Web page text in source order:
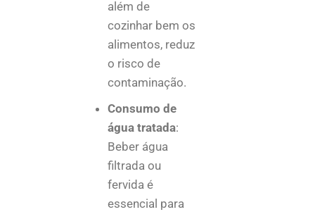
além de
cozinhar bem os
alimentos, reduz
o risco de
contaminação.
Consumo de
água tratada:
Beber água
filtrada ou
fervida é
essencial para